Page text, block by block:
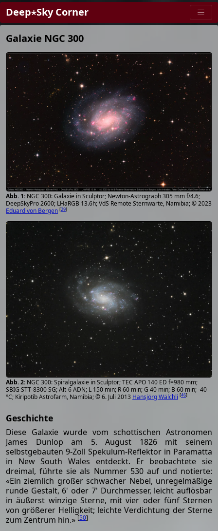
Deep⋆Sky Corner
Galaxie NGC 300
NGC 300: Galaxie in Sculptor; Newton-Astrograph 305 mm f/4.6;
DeepSkyPro 2600; LHaRGB 13.6h; VdS Remote Sternwarte, Namibia; © 2023
Eduard von Bergen [29]
NGC 300: Spiralgalaxie in Sculptor; TEC APO 140 ED f=980 mm;
SBIG STT-8300 SG; Alt-6 ADN; L 150 min; R 60 min; G 40 min; B 60 min; -40
°C; Kiripotib Astrofarm, Namibia; © 6. Juli 2013 Hansjörg Wälchli [46]
Geschichte
Diese Galaxie wurde vom schottischen Astronomen
James Dunlop am 5. August 1826 mit seinem
selbstgebauten 9-Zoll Spekulum-Reflektor in Paramatta
in New South Wales entdeckt. Er beobachtete sie
dreimal, führte sie als Nummer 530 auf und notierte:
«Ein ziemlich großer schwacher Nebel, unregelmäßige
runde Gestalt, 6' oder 7' Durchmesser, leicht auflösbar
in äußerst winzige Sterne, mit vier oder fünf Sternen
von größerer Helligkeit; leichte Verdichtung der Sterne
zum Zentrum hin.» [50]